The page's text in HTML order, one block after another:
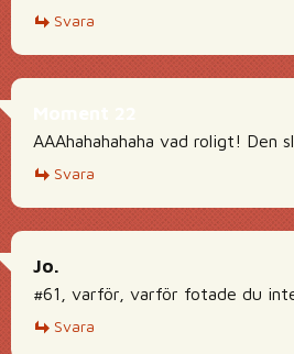
Svara
AAAhahahahaha vad roligt! Den
Svara
Jo.
#61, varför, varför fotade du
Svara